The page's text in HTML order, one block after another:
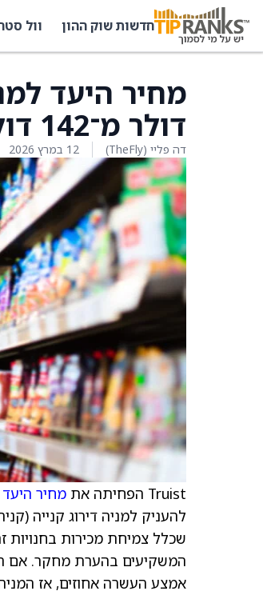
חדשות שוק ההון וול
דולר מ־142 דולר ב-Truist
דה פליי (TheFly) 12 במרץ 2026
Truist הפחיתה את מחיר היעד
להעניק למניה דירוג קנייה
המשקיעים בהערת מחקר. אם
אמצע העשרה אחוזים, אז